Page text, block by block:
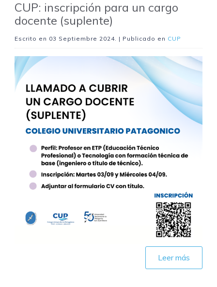
CUP: inscripción para un cargo
docente (suplente)
Escrito en 03 Septiembre 2024. | Publicado en CUP
Leer más